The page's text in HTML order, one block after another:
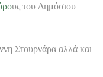
υς του Δημόσιου
Στουρνάρα αλλά και